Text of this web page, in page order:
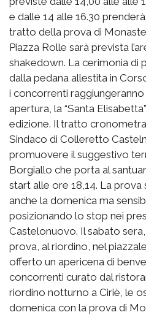
e dalle 14 alle 16.30
tratto della prova di
Piazza Rolle sarà prevista
shakedown. La cerimonia di
dalla pedana allestita in
i concorrenti
apertura, la “Santa
edizione. Il tratto
Sindaco di Colleretto
promuovere il suggestivo
Borgiallo che porta al
start alle ore 18,14. La
anche la domenica ma
posizionando lo stop nei
Castelonuovo. Il sabato
prova, al riordino, nel
offerto un apericena di
concorrenti curato dal
riordino notturno a Ciriè, le
domenica con la prova di